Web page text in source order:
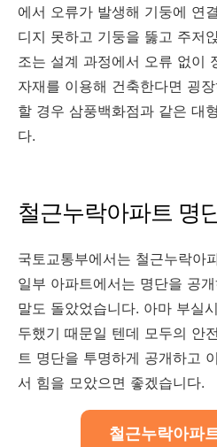
에서 오류가 발생해 기둥에 연
디지 못하고 기둥을 뚫고 주저
조는 설계 과정에서 오류 없이
자재를 이용해 건축한다면 굉
할 경우 삼풍백화점과 같은 대
다.
철근누락아파트 명
국토교통부에서는 철근누락아
일부 아파트에서는 명단을 공
말도 돌았었습니다. 아마 부실
두했기 때문일 텐데 모두의 안
트 명단을 투명하게 공개하고
서 힘을 모았으면 좋겠습니다.
철근누락아파